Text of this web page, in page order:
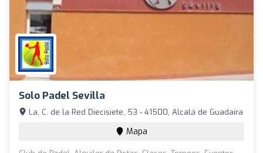
Solo Padel Sevilla
La, C. de la Red Diecisiete, 53 - 41500, Alcalá de Guadaíra
Mapa